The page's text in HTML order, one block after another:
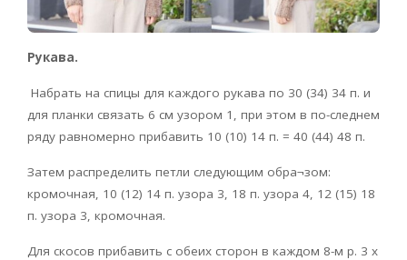
Рукава.
Набрать на спицы для каждого рукава по 30 (34) 34 п. и
для планки связать 6 см узором 1, при этом в по-следнем
ряду равномерно прибавить 10 (10) 14 п. = 40 (44) 48 п.
Затем распределить петли следующим обра¬зом:
кромочная, 10 (12) 14 п. узора 3, 18 п. узора 4, 12 (15) 18
п. узора 3, кромочная.
Для скосов прибавить с обеих сторон в каждом 8-м р. 3 х